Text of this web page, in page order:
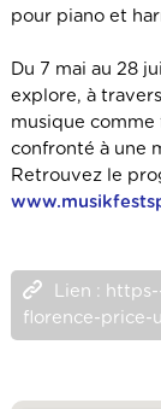
pour piano et
Du 7 mai au 28
explore, à
musique comme
confronté à une
Retrouvez le
Lien :
florence-price-